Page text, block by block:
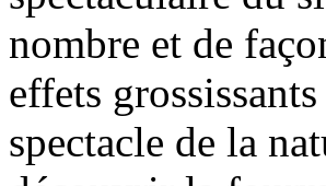
nombre et de
effets
spectacle de la